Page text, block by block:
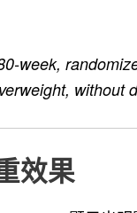
week,
without
效果